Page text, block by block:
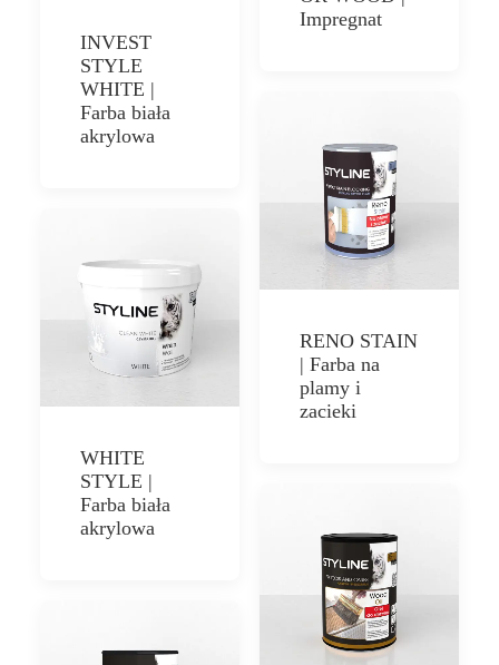
Impregnat
INVEST
STYLE
WHITE |
Farba biała
akrylowa
RENO STAIN
| Farba na
plamy i
zacieki
WHITE
STYLE |
Farba biała
akrylowa